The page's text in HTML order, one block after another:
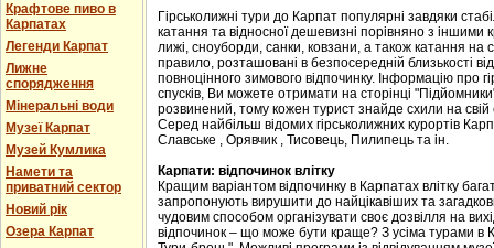
Крафтове пиво в
Карпатах
Легенди Карпат
Лижне
спорядження
Мінеральні води
Музеї Карпат
Музей Кумлика
Намети та
приватний сектор
Новий рік
Озера Карпат
Гірськолижні тури до Карпат популярні завдяки
катання та відносної дешевизні порівняно з
лижі, сноуборди, санки, ковзани, а також катання на
правило, розташовані в безпосередній близькості
повноцінного зимового відпочинку. Інформацію про
спусків, Ви можете отримати на сторінці
розвинений, тому кожен турист знайде схили на свій
Серед найбільш відомих гірськолижних курортів
Славське , Орявчик , Тисовець, Пилипець та ін.
Карпати: відпочинок влітку
Кращим варіантом відпочинку в Карпатах влітку
запропонують вирушити до найцікавіших та
чудовим способом організувати своє дозвілля на
відпочинок – що може бути краще? З усіма турами в